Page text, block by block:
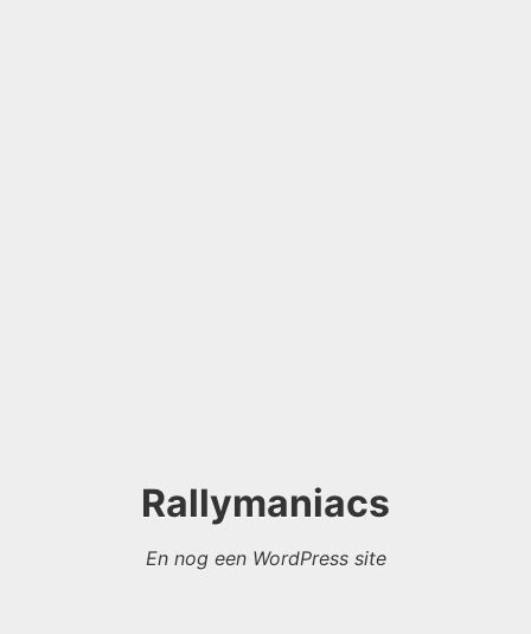
Rallymaniacs
En nog een WordPress site